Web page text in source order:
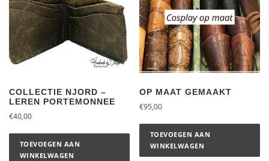
COLLECTIE NJORD –
LEREN PORTEMONNEE
€40,00
TOEVOEGEN AAN
WINKELWAGEN
OP MAAT GEMAAKT
€95,00
TOEVOEGEN AAN
WINKELWAGEN